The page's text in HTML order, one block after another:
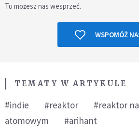
Tu możesz nas wesprzeć.
WSPOMÓŻ
TEMATY W ARTYKULE
#indie #reaktor
#reaktor
atomowym
#arihant